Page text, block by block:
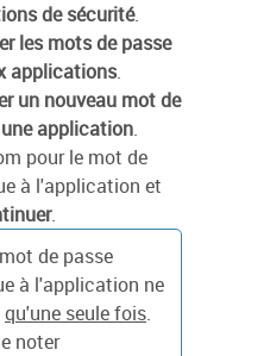
de sécurité.
les mots de passe
applications.
un nouveau mot de
application.
pour le mot de
à l'application et
.
de passe
à l'application ne
qu'une seule fois.
noter